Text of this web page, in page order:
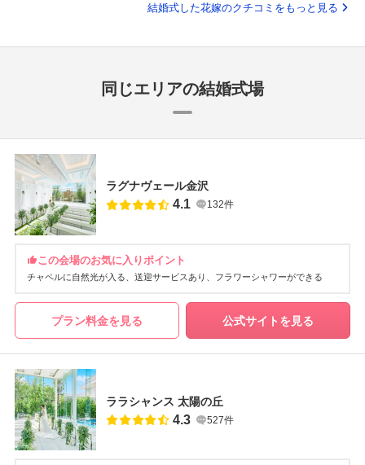
結婚式した花嫁のクチコミをもっと見る
同じエリアの結婚式場
ラグナヴェール金沢
4.1 132件
この会場のお気に入りポイント
チャペルに自然光が入る 送迎サービスあり フラワーシャワーができる
プラン料金を見る 公式サイトを見る
ララシャンス 太陽の丘
4.3 527件